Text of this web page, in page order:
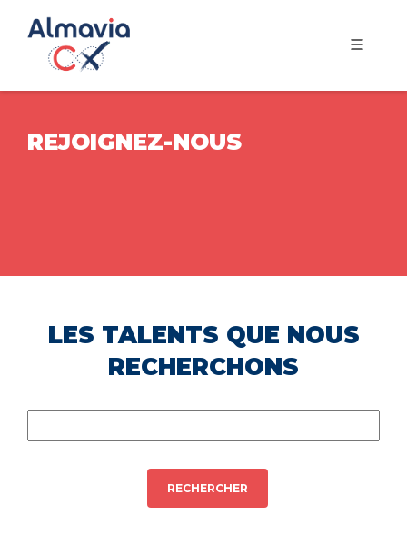
REJOIGNEZ-NOUS
LES TALENTS QUE NOUS
RECHERCHONS
RECHERCHER